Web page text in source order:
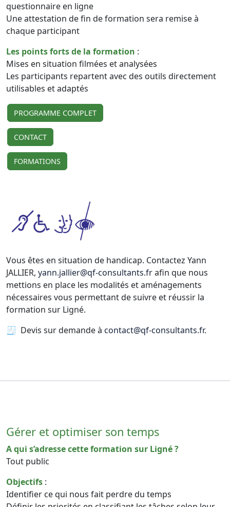
questionnaire en ligne
Une attestation de fin de formation sera remise à
chaque participant
Les points forts de la formation :
Mises en situation filmées et analysées
Les participants repartent avec des outils directement
utilisables et adaptés
PROGRAMME COMPLET
CONTACT
FORMATIONS
Vous êtes en situation de handicap. Contactez Yann
JALLIER, yann.jallier@qf-consultants.frafin que nous
mettions en place les modalités et aménagements
nécessaires vous permettant de suivre et réussir la
formation sur Ligné.
🧾 Devis sur demande à contact@qf-consultants.fr.
Gérer et optimiser son temps
A qui s’adresse cette formation sur Ligné ?
Tout public
Objectifs :
Identifier ce qui nous fait perdre du temps